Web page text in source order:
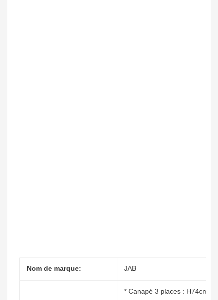
Nom de marque: JAB
* Canapé 3 places : H74cm x